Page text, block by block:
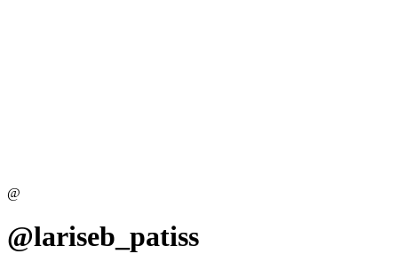
@
@lariseb_patiss